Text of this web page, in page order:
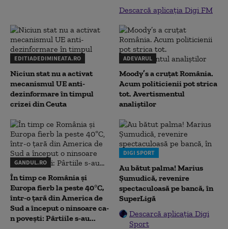
Descarcă aplicația Digi FM
EDITIADEDIMINEATA.RO
Niciun stat nu a activat
mecanismul UE anti-
dezinformare în timpul
crizei din Ceuta
ADEVARUL
Moody’s a cruțat România.
Acum politicienii pot strica
tot. Avertismentul
analiștilor
GANDUL.RO
În timp ce România și
Europa fierb la peste 40°C,
într-o țară din America de
Sud a început o ninsoare ca-
n povești: Pârtiile s-au...
DIGI SPORT
Au bătut palma! Marius
Șumudică, revenire
spectaculoasă pe bancă, în
SuperLigă
Descarcă aplicația Digi
Sport